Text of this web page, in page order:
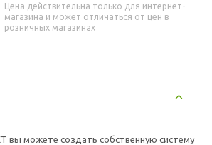
Цена действительна только для интернет-
магазина и может отличаться от цен в
розничных магазинах
вы можете создать собственную систему